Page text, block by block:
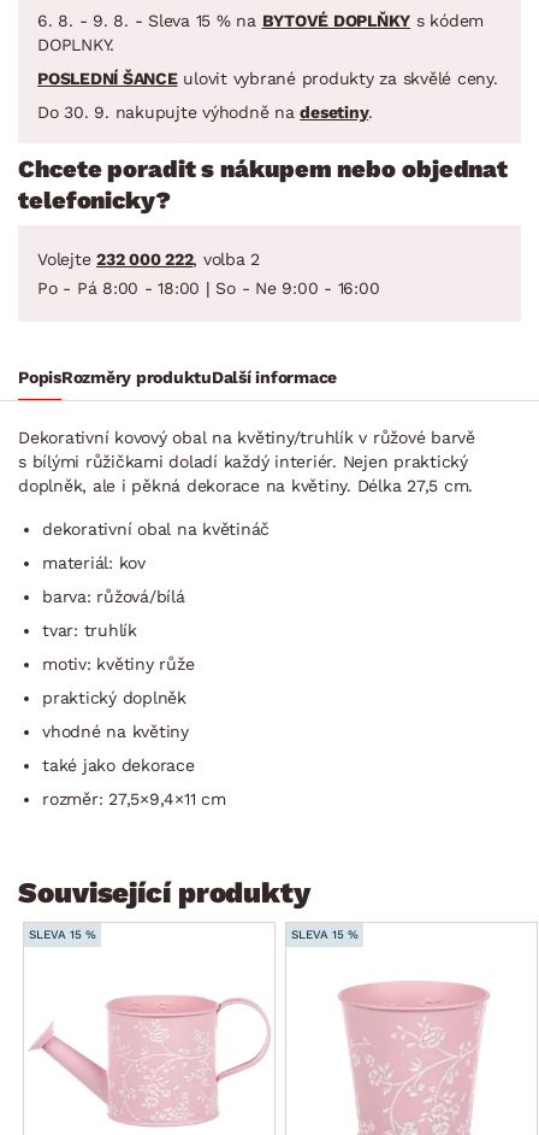
6. 8. - 9. 8. - Sleva 15 % na BYTOVÉ DOPLŇKY s kódem
DOPLNKY.
POSLEDNÍ ŠANCEulovit vybrané produkty za skvělé ceny.
Do 30. 9. nakupujte výhodně nadesetiny.
Chcete poradit s nákupem nebo objednat
telefonicky?
Volejte 232 000 222, volba 2
Po - Pá 8:00 - 18:00 | So - Ne 9:00 - 16:00
PopisRozměry produktuDalší informace
Dekorativní kovový obal na květiny/truhlík v růžové barvě
s bílými růžičkami doladí každý interiér. Nejen praktický
doplněk, ale i pěkná dekorace na květiny. Délka 27,5 cm.
dekorativní obal na květináč
materiál: kov
barva: růžová/bílá
tvar: truhlík
motiv: květiny růže
praktický doplněk
vhodné na květiny
také jako dekorace
rozměr: 27,5×9,4×11 cm
Související produkty
SLEVA 15 % SLEVA 15 %